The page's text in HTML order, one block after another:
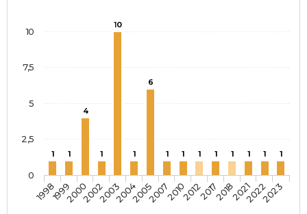
1 1
4
1
10
1
6
1 1 1 1 1 1 1 1
199819992000200220032004200520072010201220172018202120222023
0
2,5
5
7,5
10